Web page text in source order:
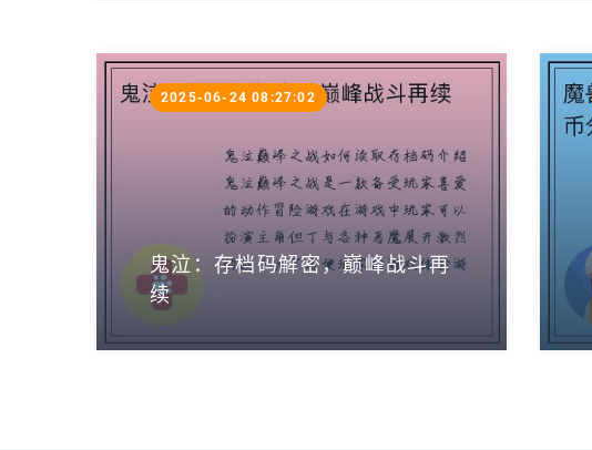
鬼泣：存档码解密，巅峰战斗再
续
2025-06-24 08:27:02